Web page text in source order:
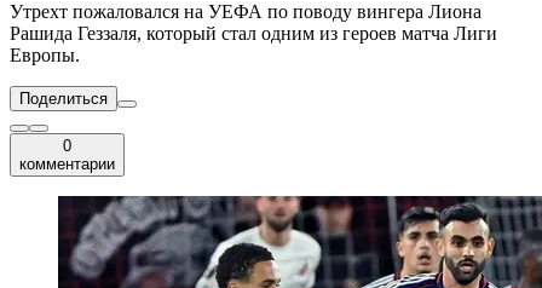
Утрехт пожаловался на УЕФА по поводу вингера Лиона
Рашида Геззаля, который стал одним из героев матча Лиги
Европы.
Поделиться
0
комментарии